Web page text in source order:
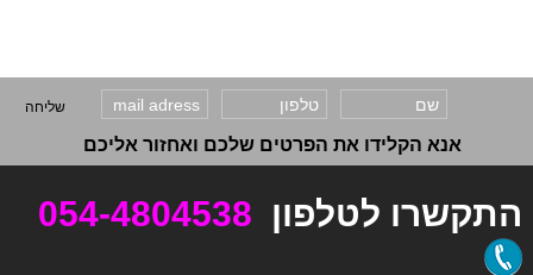
שליחה
אנא הקלידו את הפרטים שלכם ואחזור אליכם
התקשרו לטלפון 054-4804538